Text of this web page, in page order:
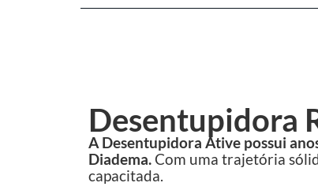
Desentupidora
A Desentupidora Ative possui
Diadema. Com uma trajetória
capacitada.